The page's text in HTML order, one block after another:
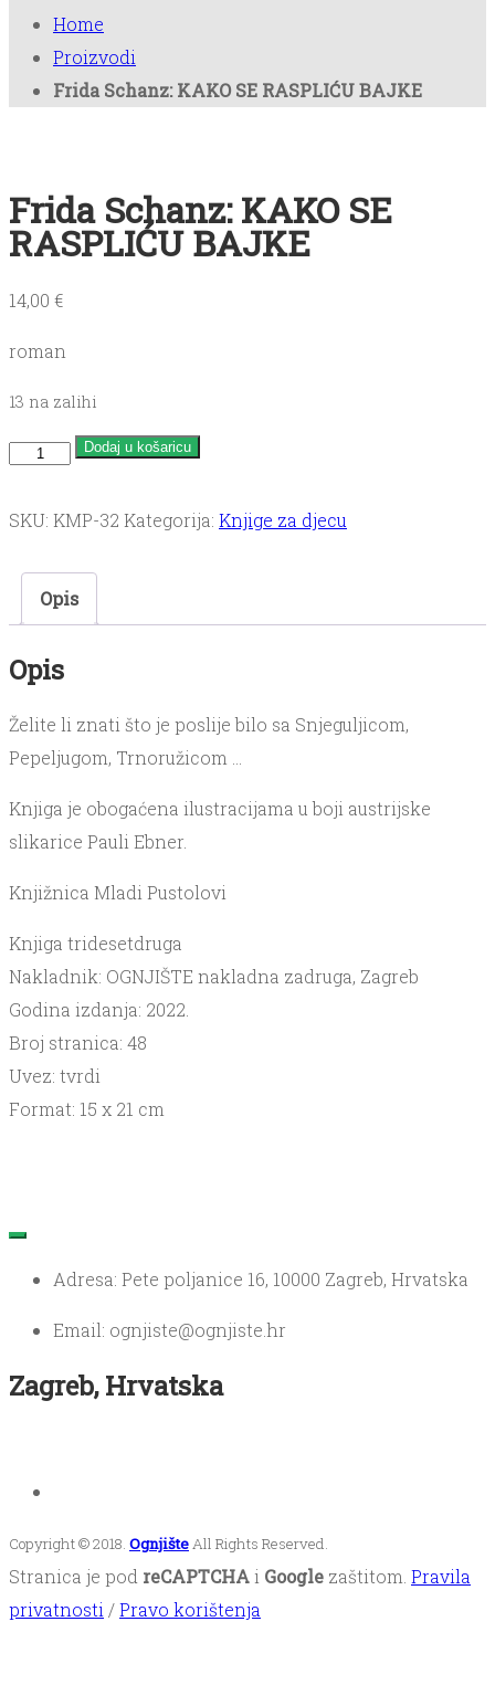
Home
Proizvodi
Frida Schanz: KAKO SE RASPLIĆU BAJKE
Frida Schanz: KAKO SE
RASPLIĆU BAJKE
14,00 €
roman
13 na zalihi
Frida
KAKO
RASPLIĆU
BAJKE
Dodaj u košaricu
SKU: KMP-32 Kategorija: Knjige za djecu
Opis
Opis
Želite li znati što je poslije bilo sa Snjeguljicom,
Pepeljugom, Trnoružicom …
Knjiga je obogaćena ilustracijama u boji austrijske
slikarice Pauli Ebner.
Knjižnica Mladi Pustolovi
Knjiga tridesetdruga
Nakladnik: OGNJIŠTE nakladna zadruga, Zagreb
Godina izdanja: 2022.
Broj stranica: 48
Uvez: tvrdi
Format: 15 x 21 cm
Adresa: Pete poljanice 16, 10000 Zagreb, Hrvatska
Email: ognjiste@ognjiste.hr
Zagreb, Hrvatska
Copyright © 2018. OgnjišteAll Rights Reserved.
Stranica je pod reCAPTCHAi Google zaštitom. Pravila
privatnosti /Pravo korištenja